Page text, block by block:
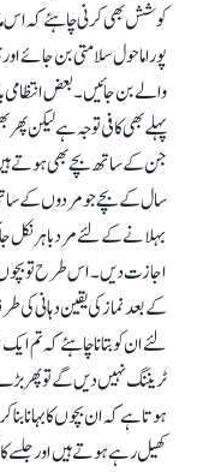
کوشش بھی کرنی چاہئے کہ اس
پورا ماحول سلامتی بن جائے
والے بن جائیں۔ بعض انتظامی
پہلے بھی کافی توجہ ہے لیکن
جن کے ساتھ بچے بھی ہوتے
سال کے بچے جو مردوں کے
بہلانے کے لئے مرد باہر نکل
اجازت دیں۔ اس طرح تو بچوں
کے بعدنماز کی یقین دہانی
لئے ان کو بتانا چاہئے کہ تم
ٹریننگ نہیں دیں گے تو پھر
ہوتا ہے کہ ان بچوں کا بہانا
کھیل رہے ہوتے ہیں اور جلسے